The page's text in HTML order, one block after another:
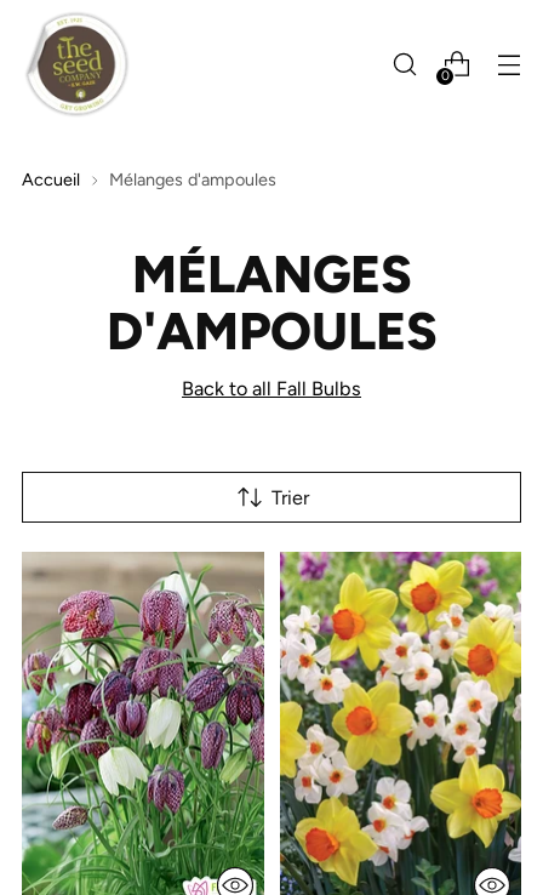
0
Accueil Mélanges d'ampoules
MÉLANGES
D'AMPOULES
Back to all Fall Bulbs
Trier